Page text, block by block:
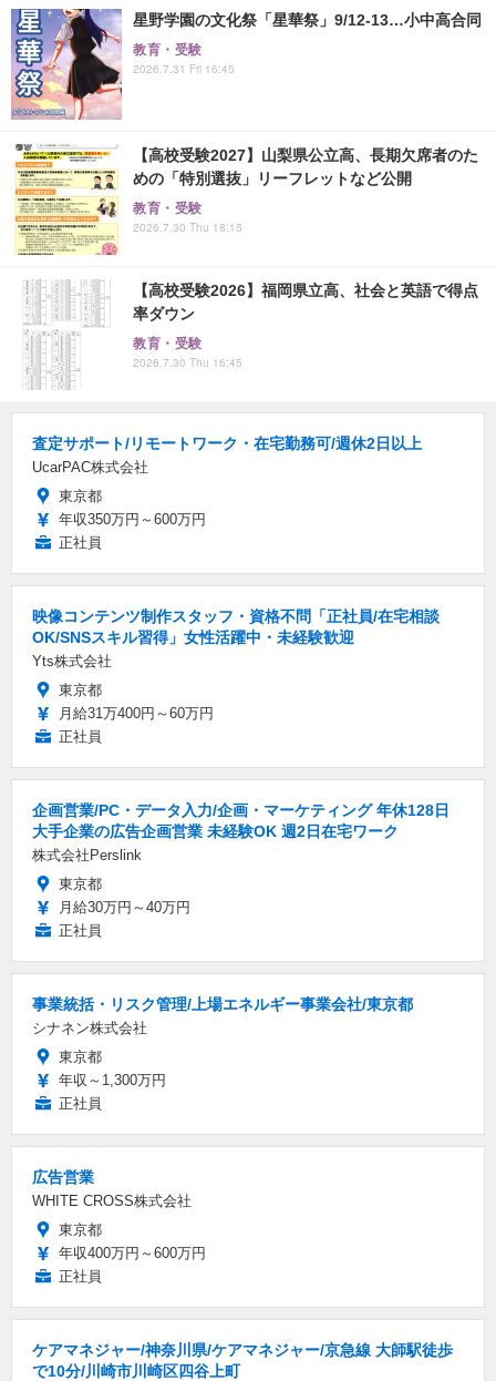
星野学園の文化祭「星華祭」9/12-13…小中高合同
教育・受験
2026.7.31 Fri 16:45
【高校受験2027】山梨県公立高、長期欠席者のた
めの「特別選抜」リーフレットなど公開
教育・受験
2026.7.30 Thu 18:15
【高校受験2026】福岡県立高、社会と英語で得点
率ダウン
教育・受験
2026.7.30 Thu 16:45
査定サポート/リモートワーク・在宅勤務可/週休2日以上
UcarPAC株式会社
東京都
年収350万円～600万円
正社員
映像コンテンツ制作スタッフ・資格不問「正社員/在宅相談
OK/SNSスキル習得」女性活躍中・未経験歓迎
Yts株式会社
東京都
月給31万400円～60万円
正社員
企画営業/PC・データ入力/企画・マーケティング 年休128日
大手企業の広告企画営業 未経験OK 週2日在宅ワーク
株式会社Perslink
東京都
月給30万円～40万円
正社員
事業統括・リスク管理/上場エネルギー事業会社/東京都
シナネン株式会社
東京都
年収～1,300万円
正社員
広告営業
WHITE CROSS株式会社
東京都
年収400万円～600万円
正社員
ケアマネジャー/神奈川県/ケアマネジャー/京急線 大師駅徒歩
で10分/川崎市川崎区四谷上町